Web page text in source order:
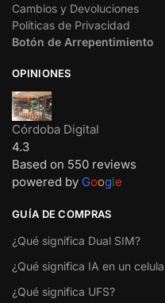
Cambios y Devoluciones
Políticas de Privacidad
Botón de Arrepentimiento
OPINIONES
Córdoba Digital
4.3
Based on 550 reviews
powered by Google
GUÍA DE COMPRAS
¿Qué significa Dual SIM?
¿Qué significa IA en un
¿Qué significa UFS?